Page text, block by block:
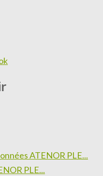
ATENOR PLE...
PLE...